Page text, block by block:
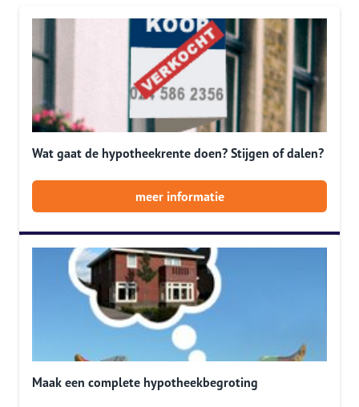
Wat gaat de hypotheekrente doen? Stijgen of dalen?
meer informatie
Maak een complete hypotheekbegroting